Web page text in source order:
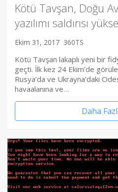
Kötü Tavşan, Doğu
yazılımı saldırısı
Ekim 31, 2017 360TS
Kötü Tavşan lakaplı yeni bir
geçti. İlk kez 24 Ekim’de
Rusya’da ve Ukrayna’daki
havaalanına ve…
Daha